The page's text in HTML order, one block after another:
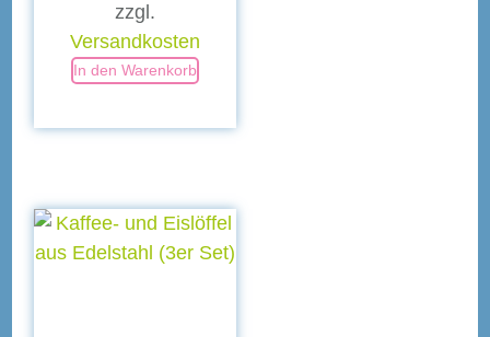
zzgl.
Versandkosten
In den Warenkorb